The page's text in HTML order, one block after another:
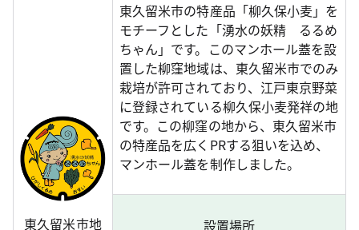
東久留米市地
東久留米市の特産品「柳久保小麦」を
モチーフとした「湧水の妖精 るるめ
ちゃん」です。このマンホール蓋を設
置した柳窪地域は、東久留米市でのみ
栽培が許可されており、江戸東京野菜
に登録されている柳久保小麦発祥の地
です。この柳窪の地から、東久留米市
の特産品を広くPRする狙いを込め、
マンホール蓋を制作しました。
設置場所